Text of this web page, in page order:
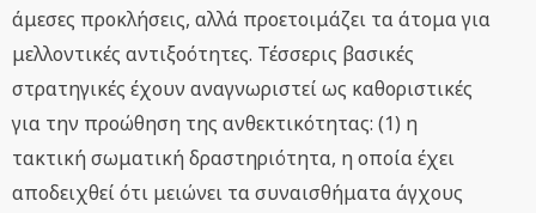
άμεσες προκλήσεις, αλλά προετοιμάζει τα άτομα για
μελλοντικές αντιξοότητες. Τέσσερις βασικές
στρατηγικές έχουν αναγνωριστεί ως καθοριστικές
για την προώθηση της ανθεκτικότητας: (1) η
τακτική σωματική δραστηριότητα, η οποία έχει
αποδειχθεί ότι μειώνει τα συναισθήματα άγχους